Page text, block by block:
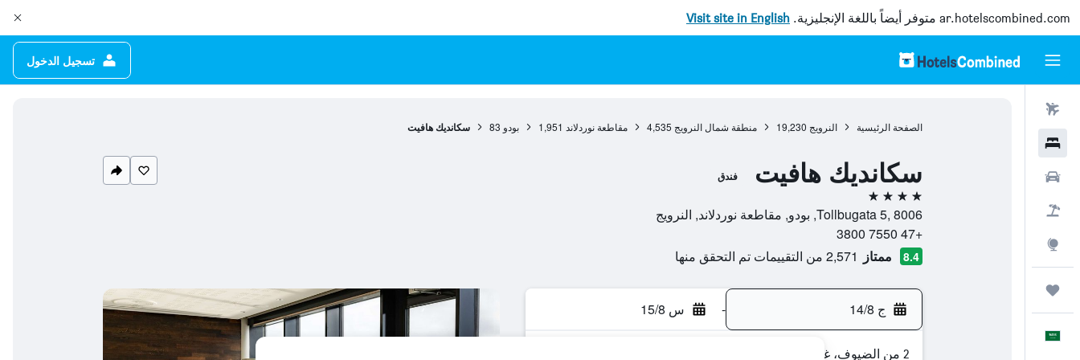
ar.hotelscombined.com متوفر أيضاً باللغة الإنجليزية. Visit site in English
تسجيل الدخول
الصفحة الرئيسية النرويج 19,230 منطقة شمال النرويج 4,535 مقاطعة نوردلاند 1,951 بودو 83 سكانديك هافيت
سكانديك هافيت فندق
4 نجوم
Tollbugata 5, 8006, بودو, مقاطعة نوردلاند, النرويج
+47 7550 3800
8.4 ممتاز 2,571 من التقييمات تم التحقق منها
ج 14/8 - س 15/8
2 من الضيوف، غرفة واحدة